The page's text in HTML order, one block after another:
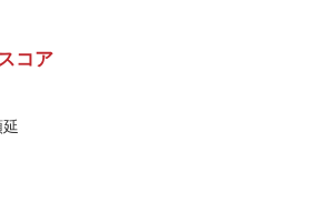
コア